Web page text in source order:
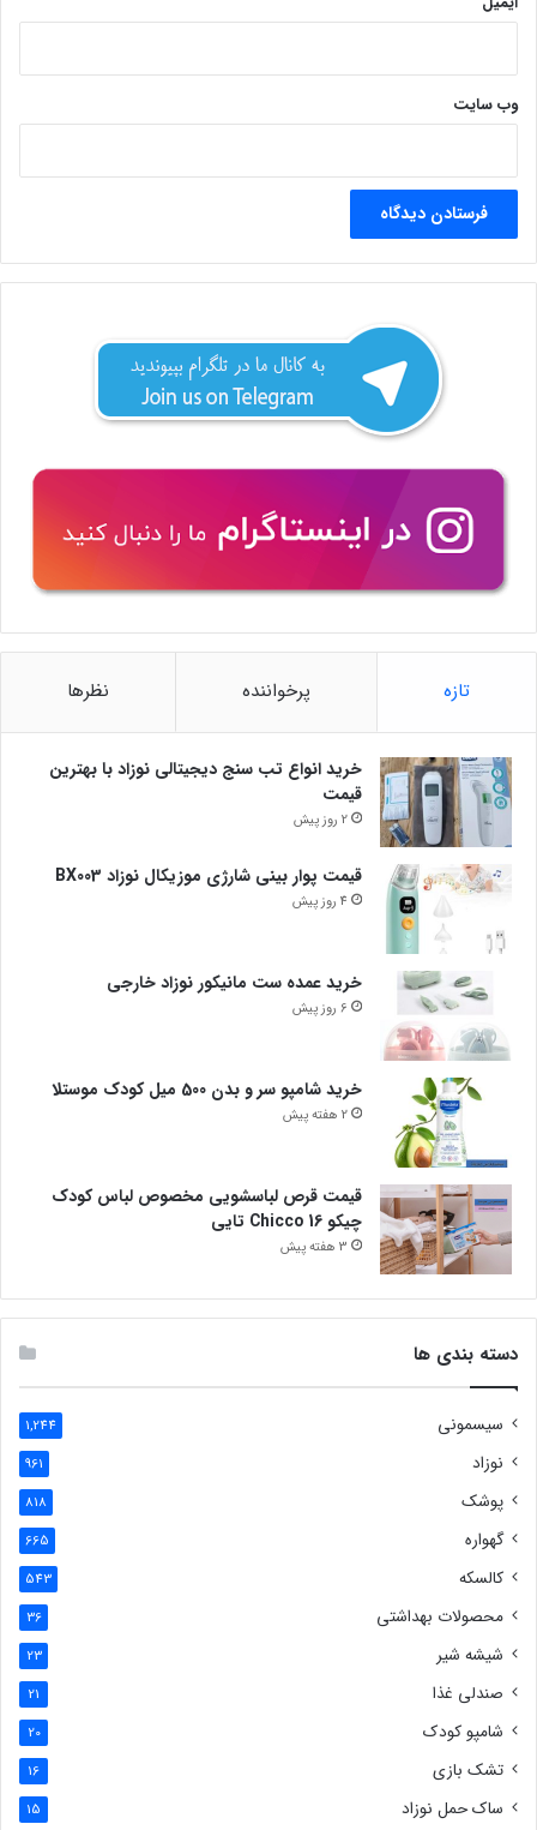
وب‌ سایت
تازه پرخواننده نظرها
خرید انواع تب سنج دیجیتالی نوزاد با بهترین
قیمت
2 روز پیش
قیمت پوار بینی شارژی موزیکال نوزاد BX003
4 روز پیش
خرید عمده ست مانیکور نوزاد خارجی
6 روز پیش
خرید شامپو سر و بدن 500 میل کودک موستلا
2 هفته پیش
قیمت قرص لباسشویی مخصوص لباس کودک
چیکو Chicco 16 تایی
3 هفته پیش
دسته بندی ها
سیسمونی 1,244
نوزاد 961
پوشک 818
گهواره 665
کالسکه 543
محصولات بهداشتی 36
شیشه شیر 23
صندلی غذا 21
شامپو کودک 20
تشک بازی 16
ساک حمل نوزاد 15